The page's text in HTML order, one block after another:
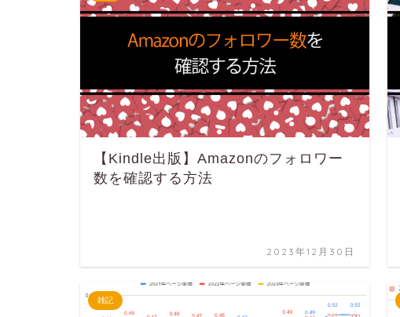
【Kindle出版】Amazonのフォロワー
数を確認する方法
2023年12月30日
雑記